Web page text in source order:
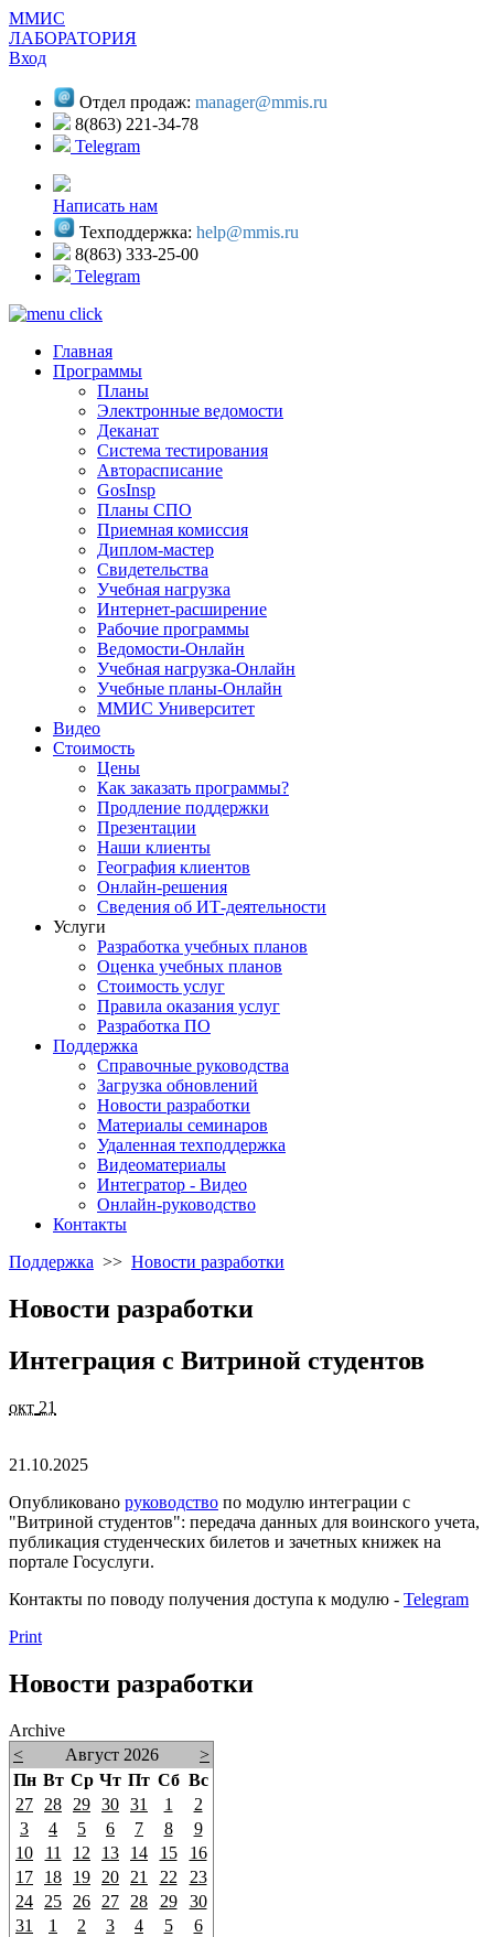
ММИС
ЛАБОРАТОРИЯ
Вход
Отдел продаж: manager@mmis.ru
8(863) 221-34-78
Telegram
Написать нам
Техподдержка: help@mmis.ru
8(863) 333-25-00
Telegram
Главная
Программы
Планы
Электронные ведомости
Деканат
Система тестирования
Авторасписание
GosInsp
Планы СПО
Приемная комиссия
Диплом-мастер
Свидетельства
Учебная нагрузка
Интернет-расширение
Рабочие программы
Ведомости-Онлайн
Учебная нагрузка-Онлайн
Учебные планы-Онлайн
ММИС Университет
Видео
Стоимость
Цены
Как заказать программы?
Продление поддержки
Презентации
Наши клиенты
География клиентов
Онлайн-решения
Сведения об ИТ-деятельности
Услуги
Разработка учебных планов
Оценка учебных планов
Стоимость услуг
Правила оказания услуг
Разработка ПО
Поддержка
Справочные руководства
Загрузка обновлений
Новости разработки
Материалы семинаров
Удаленная техподдержка
Видеоматериалы
Интегратор - Видео
Онлайн-руководство
Контакты
Поддержка >> Новости разработки
Новости разработки
Интеграция с Витриной студентов
окт 21
21.10.2025
Опубликовано руководство по модулю интеграции с
"Витриной студентов": передача данных для воинского учета,
публикация студенческих билетов и зачетных книжек на
портале Госуслуги.
Контакты по поводу получения доступа к модулю - Telegram
Print
Новости разработки
Archive
<
Август 2026
>
Пн Вт Ср Чт Пт Сб Вс
27
28 29 30 31 1
2
3
4 5 6 7 8
9
10
11 12 13 14 15
16
17
18 19 20 21 22
23
24
25 26 27 28 29
30
31
1 2 3 4 5
6